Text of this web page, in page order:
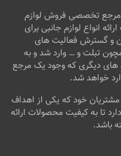
مرجع تخصصی فروش لوازم
را از سال ۹۸ با هدف ارائه انواع لوازم جانبی برای
و گسترش فعالیت های
تبلت و … وارد شد و به
های دیگری که وجود یک مرجع
خواهد شد.
مشتریان خود که یکی از اهداف
تا به کیفیت محصولات ارائه
باشد.